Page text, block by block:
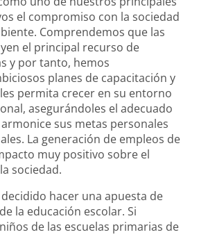
el compromiso con la sociedad
Comprendemos que las
el principal recurso de
y por tanto, hemos
planes de capacitación y
permita crecer en su entorno
asegurándoles el adecuado
sus metas personales
La generación de empleos de
muy positivo sobre el
sociedad.
hacer una apuesta de
la educación escolar. Si
de las escuelas primarias de